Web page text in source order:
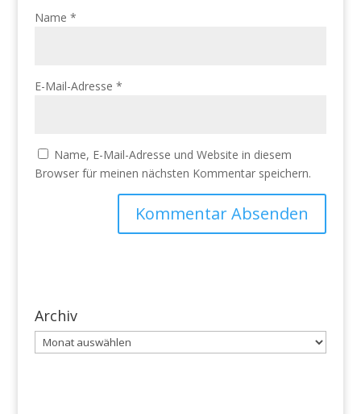
Name *
E-Mail-Adresse *
Name, E-Mail-Adresse und Website in diesem
Browser für meinen nächsten Kommentar speichern.
Archiv
Archiv